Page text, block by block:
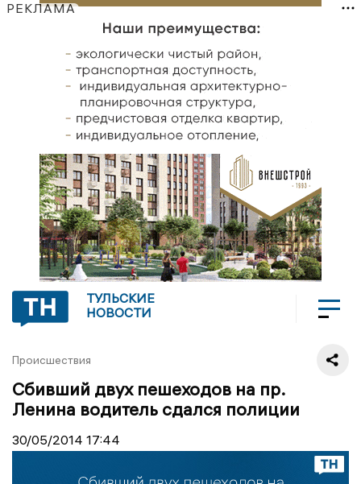
РЕКЛАМА
ТУЛЬСКИЕ
НОВОСТИ
Происшествия
Сбивший двух пешеходов на пр.
Ленина водитель сдался полиции
30/05/2014 17:44